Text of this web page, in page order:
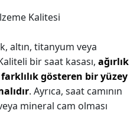
Kalitesi
altın, titanyum veya
bir saat kasası, ağırlık
gösteren bir yüzey
. Ayrıca, saat camının
mineral cam olması